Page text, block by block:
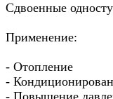
Сдвоенные
Применение:
- Отопление
-